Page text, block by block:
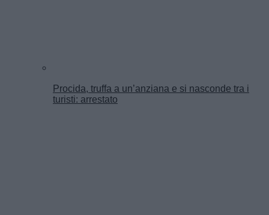
Procida, truffa a un’anziana e si nasconde tra i
turisti: arrestato